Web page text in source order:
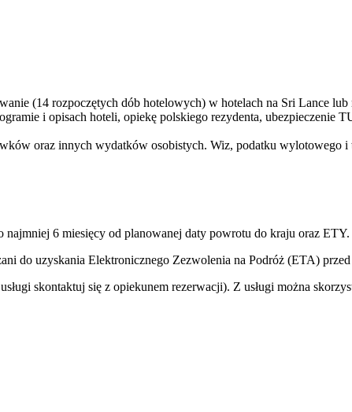
(14 rozpoczętych dób hotelowych) w hotelach na Sri Lance
i opisach hoteli, opiekę polskiego rezydenta, ubezpieczenie
oraz innych wydatków osobistych. Wiz, podatku wylotowego i
6 miesięcy od planowanej daty powrotu do kraju oraz ETY.
do uzyskania Elektronicznego Zezwolenia na Podróż (ETA)
skontaktuj się z opiekunem rezerwacji). Z usługi można